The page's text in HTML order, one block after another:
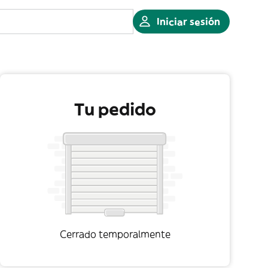
Iniciar sesión
Tu pedido
Cerrado temporalmente